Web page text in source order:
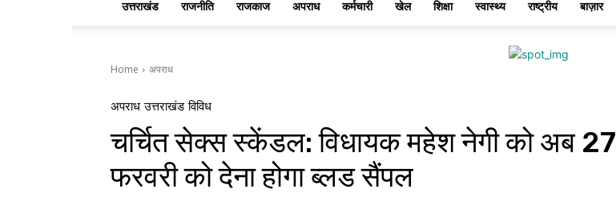
उत्तराखंड राजनीति राजकाज अपराध कर्मचारी खेल शिक्षा स्वास्थ्य राष्ट्रीय बाज़ार
Home अपराध
अपराध उत्तराखंड विविध
चर्चित सेक्स स्केंडल: विधायक महेश नेगी को अब 27
फरवरी को देना होगा ब्लड सैंपल